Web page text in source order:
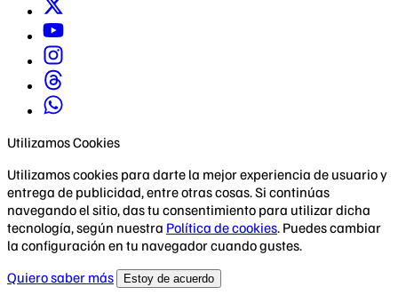
Utilizamos Cookies
Utilizamos cookies para darte la mejor experiencia de usuario y
entrega de publicidad, entre otras cosas. Si continúas
navegando el sitio, das tu consentimiento para utilizar dicha
tecnología, según nuestra Política de cookies. Puedes cambiar
la configuración en tu navegador cuando gustes.
Quiero saber más
Estoy de acuerdo